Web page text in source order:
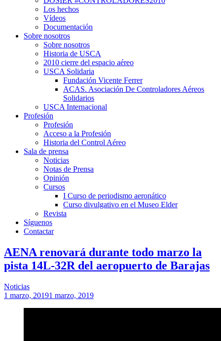
Los hechos
Vídeos
Documentación
Sobre nosotros
Sobre nosotros
Historia de USCA
2010 cierre del espacio aéreo
USCA Solidaria
Fundación Vicente Ferrer
ACAS. Asociación De Controladores Aéreos
Solidarios
USCA Internacional
Profesión
Profesión
Acceso a la Profesión
Historia del Control Aéreo
Sala de prensa
Noticias
Notas de Prensa
Opinión
Cursos
I Curso de periodismo aeronático
Curso divulgativo en el Museo Elder
Revista
Síguenos
Contactar
AENA renovará durante todo marzo la
pista 14L-32R del aeropuerto de Barajas
Noticias
1 marzo, 20191 marzo, 2019